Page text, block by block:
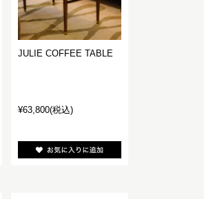
JULIE COFFEE TABLE
¥63,800(税込)